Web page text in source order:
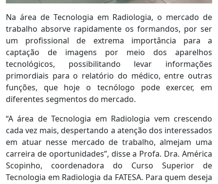
Na área de Tecnologia em Radiologia, o mercado de
trabalho absorve rapidamente os formandos, por ser
um profissional de extrema importância para a
captação de imagens por meio dos aparelhos
tecnológicos, possibilitando levar informações
primordiais para o relatório do médico, entre outras
funções, que hoje o tecnólogo pode exercer, em
diferentes segmentos do mercado.
“A área de Tecnologia em Radiologia vem crescendo
cada vez mais, despertando a atenção dos interessados
em atuar nesse mercado de trabalho, almejam uma
carreira de oportunidades”, disse a Profa. Dra. América
Scopinho, coordenadora do Curso Superior de
Tecnologia em Radiologia da FATESA. Para quem deseja